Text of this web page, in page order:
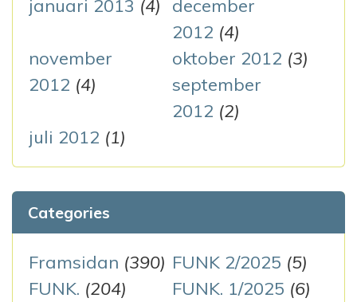
januari 2013 (4)
december
2012 (4)
november
2012 (4)
oktober 2012 (3)
september
2012 (2)
juli 2012 (1)
Categories
Framsidan (390) FUNK 2/2025 (5)
FUNK. (204)
FUNK. 1/2025 (6)